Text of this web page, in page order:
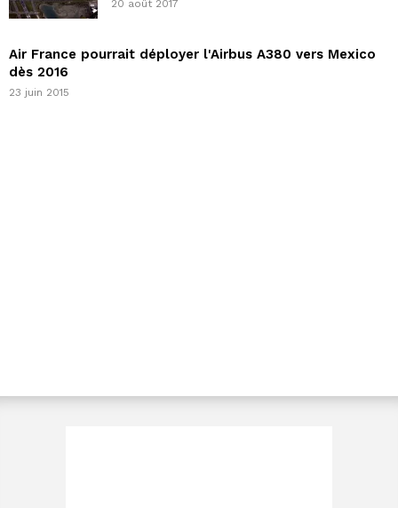
20 août 2017
Air France pourrait déployer l'Airbus A380 vers Mexico
dès 2016
23 juin 2015